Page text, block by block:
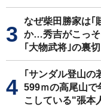
なぜ柴田勝家は｢
か…秀吉がこっ
｢大物武将｣の裏切
｢サンダル登山
599ｍの高尾山で
こしている"張本